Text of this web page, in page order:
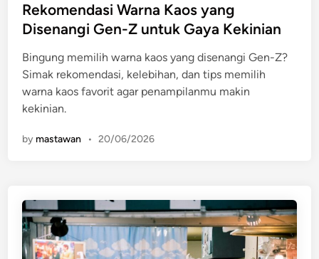
s
t
d
i
n
Rekomendasi Warna Kaos yang
Disenangi Gen-Z untuk Gaya Kekinian
Bingung memilih warna kaos yang disenangi Gen-Z?
Simak rekomendasi, kelebihan, dan tips memilih
warna kaos favorit agar penampilanmu makin
kekinian.
by mastawan • 20/06/2026